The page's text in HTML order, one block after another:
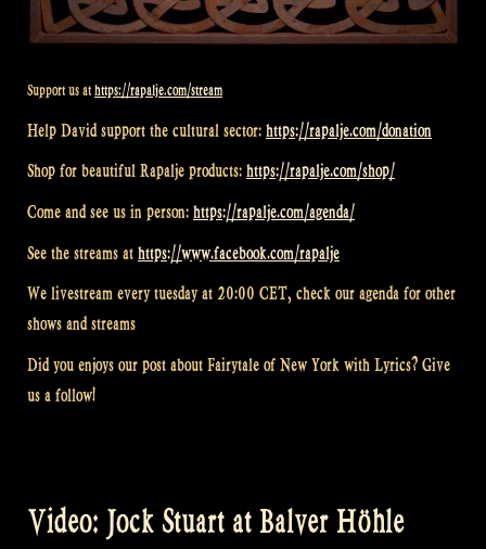
Support us athttps://rapalje.com/stream
Help David support the cultural sector: https://rapalje.com/donation
Shop for beautiful Rapalje products: https://rapalje.com/shop/
Come and see us in person: https://rapalje.com/agenda/
See the streams at https://www.facebook.com/rapalje
We livestream every tuesday at 20:00 CET, check our agenda for other
shows and streams
Did you enjoys our post about Fairytale of New York with Lyrics? Give
us a follow!
Video: Jock Stuart at Balver Höhle